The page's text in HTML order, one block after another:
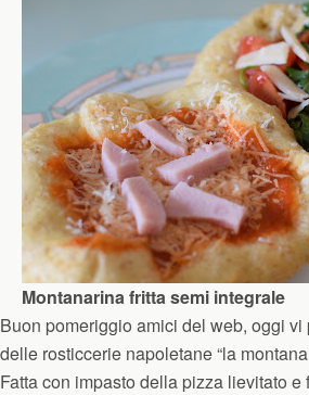
Montanarina fritta semi integrale
Buon pomeriggio amici del web, oggi
delle rosticcerie napoletane “la
Fatta con impasto della pizza lievitato e